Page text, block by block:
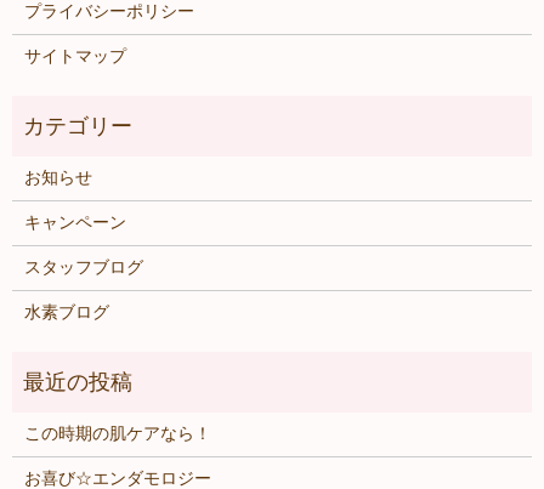
プライバシーポリシー
サイトマップ
お知らせ
キャンペーン
スタッフブログ
水素ブログ
この時期の肌ケアなら！
お喜び☆エンダモロジー